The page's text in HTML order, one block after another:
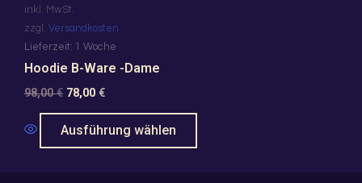
inkl. MwSt.
zzgl. Versandkosten
Lieferzeit: 1 Woche
Hoodie B-Ware -Dame
98,00€ 78,00 €
Ausführung wählen